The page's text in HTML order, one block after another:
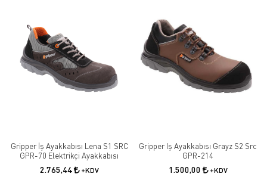
Gripper İş Ayakkabısı Lena S1 SRC
GPR-70 Elektrikçi Ayakkabısı
2.765,44 +KDV
Gripper Iş Ayakkabısı Grayz S2 Src
GPR-214
1.500,00 +KDV